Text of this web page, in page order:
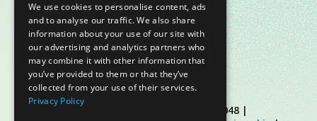
© Slow Food Foundation | C.F. 91019770048 |
We use cookies to personalise content, ads
and to analyse our traffic. We also share
information about your use of our site with
our advertising and analytics partners who
may combine it with other information that
you’ve provided to them or that they’ve
collected from your use of their services.
Privacy Policy